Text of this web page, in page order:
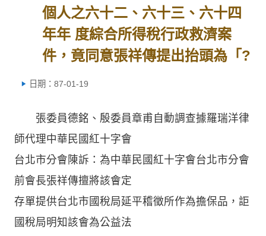
個人之六十二、六十三、六十四
年年 度綜合所得稅行政救濟案
件，竟同意張祥傳提出抬頭為「?
日期：87-01-19
張委員德銘、殷委員章甫自動調查據羅瑞洋律
師代理中華民國紅十字會
台北市分會陳訴：為中華民國紅十字會台北市分會
前會長張祥傳擅將該會定
存單提供台北市國稅局延平稽徵所作為擔保品，詎
國稅局明知該會為公益法